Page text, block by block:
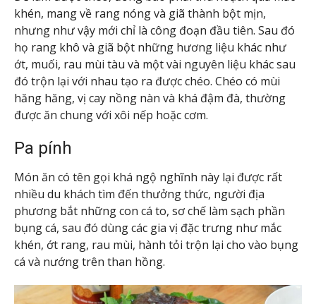
khén, mang về rang nóng và giã thành bột mịn,
nhưng như vậy mới chỉ là công đoạn đầu tiên. Sau đó
họ rang khô và giã bột những hương liệu khác như
ớt, muối, rau mùi tàu và một vài nguyên liệu khác sau
đó trộn lại với nhau tạo ra được chéo. Chéo có mùi
hăng hăng, vị cay nồng nàn và khá đậm đà, thường
được ăn chung với xôi nếp hoặc cơm.
Pa pính
Món ăn có tên gọi khá ngộ nghĩnh này lại được rất
nhiều du khách tìm đến thưởng thức, người địa
phương bắt những con cá to, sơ chế làm sạch phần
bụng cá, sau đó dùng các gia vị đặc trưng như mắc
khén, ớt rang, rau mùi, hành tỏi trộn lại cho vào bụng
cá và nướng trên than hồng.